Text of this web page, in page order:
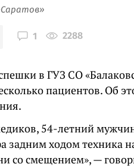
1 2288
в ГУЗ СО
пациентов. Об
54-летний
задним ходом техника
со смещением», —